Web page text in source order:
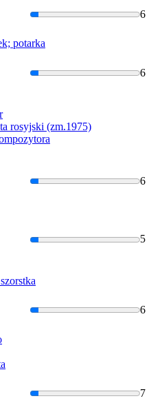
6
potarka
6
rosyjski (zm.1975)
6
5
szorstka
6
7